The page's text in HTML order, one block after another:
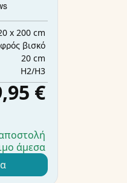
x 200 cm
βισκό
20 cm
H2/H3
€
άμεσα